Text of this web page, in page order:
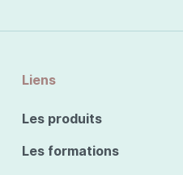
Liens
Les produits
Les formations